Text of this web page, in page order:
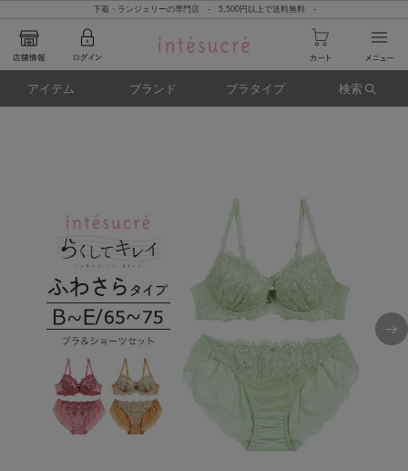
下着・ランジェリーの専門店 - 5,500円以上で送料無料 -
アイテム ブランド ブラタイプ 検索